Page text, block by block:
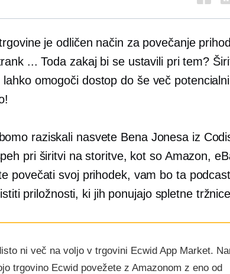
je odličen način za povečanje
... Toda zakaj bi se ustavili pri tem?
omogoči dostop do še več
raziskali nasvete Bena Jonesa iz
pri širitvi na storitve, kot so Amazon,
povečati svoj prihodek, vam bo ta
priložnosti, ki jih ponujajo spletne
ni več na voljo v trgovini Ecwid App Market.
trgovino Ecwid povežete z Amazonom z eno od